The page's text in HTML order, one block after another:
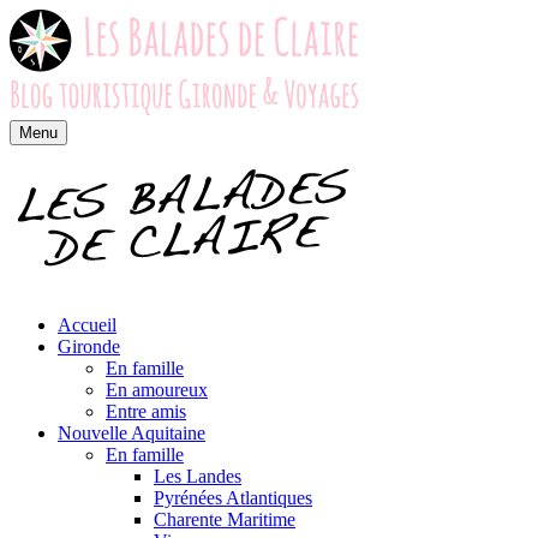
Menu
Accueil
Gironde
En famille
En amoureux
Entre amis
Nouvelle Aquitaine
En famille
Les Landes
Pyrénées Atlantiques
Charente Maritime